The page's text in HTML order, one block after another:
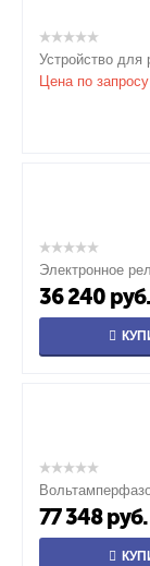
Устройство
Цена по запросу
Электронное
36 240 руб.
77 348 руб.